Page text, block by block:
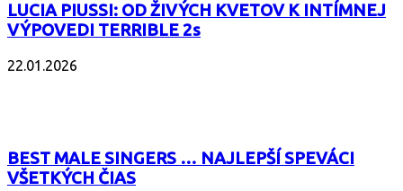
LUCIA PIUSSI: OD ŽIVÝCH KVETOV K INTÍMNEJ
VÝPOVEDI TERRIBLE 2s
22.01.2026
BEST MALE SINGERS … NAJLEPŠÍ SPEVÁCI
VŠETKÝCH ČIAS